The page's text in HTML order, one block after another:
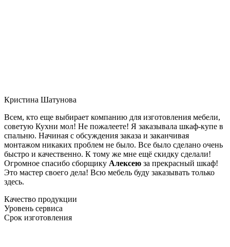
Кристина Шатунова
Всем, кто еще выбирает компанию для изготовления мебели,
советую Кухни мол! Не пожалеете! Я заказывала шкаф-купе в
спальню. Начиная с обсуждения заказа и заканчивая
монтажом никаких проблем не было. Все было сделано очень
быстро и качественно. К тому же мне ещё скидку сделали!
Огромное спасибо сборщику Алексею за прекрасный шкаф!
Это мастер своего дела! Всю мебель буду заказывать только
здесь.
Качество продукции
Уровень сервиса
Срок изготовления